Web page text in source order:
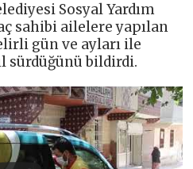
Sosyal Yardım
sahibi ailelere yapılan
gün ve ayları ile
sürdüğünü bildirdi.